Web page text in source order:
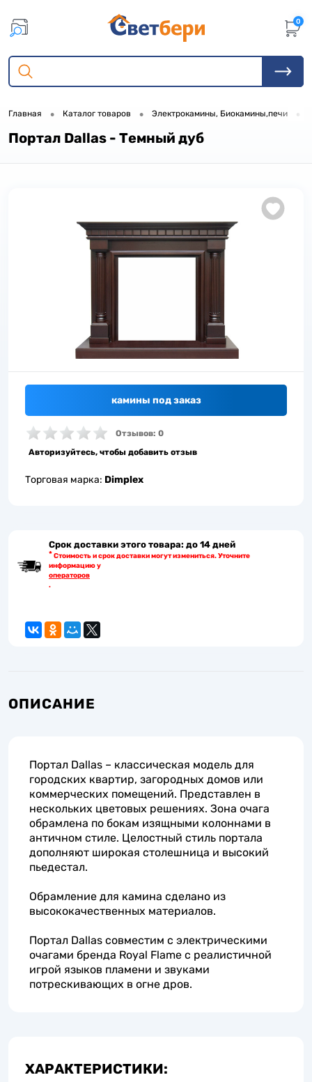
0
Главная • Каталог товаров • Электрокамины, Биокамины,печи •
Портал Dallas - Темный дуб
камины под заказ
Отзывов: 0
Авторизуйтесь, чтобы добавить отзыв
Торговая марка: Dimplex
Срок доставки этого товара: до 14 дней
*Стоимость и срок доставки могут измениться. Уточните
информацию у
операторов
.
ОПИСАНИЕ
Портал Dallas – классическая модель для
городских квартир, загородных домов или
коммерческих помещений. Представлен в
нескольких цветовых решениях. Зона очага
обрамлена по бокам изящными колоннами в
античном стиле. Целостный стиль портала
дополняют широкая столешница и высокий
пьедестал.
Обрамление для камина сделано из
высококачественных материалов.
Портал Dallas совместим с электрическими
очагами бренда Royal Flame с реалистичной
игрой языков пламени и звуками
потрескивающих в огне дров.
ХАРАКТЕРИСТИКИ: